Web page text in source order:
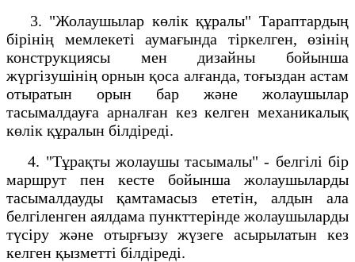
3. "Жолаушылар көлік құралы" Тараптардың
бірінің мемлекеті аумағында тіркелген, өзінің
конструкциясы мен дизайны бойынша
жүргізушінің орнын қоса алғанда, тоғыздан астам
отыратын орын бар және жолаушылар
тасымалдауға арналған кез келген механикалық
көлік құралын білдіреді.
4. "Тұрақты жолаушы тасымалы" - белгілі бір
маршрут пен кесте бойынша жолаушыларды
тасымалдауды қамтамасыз ететін, алдын ала
белгіленген аялдама пункттерінде жолаушыларды
түсіру және отырғызу жүзеге асырылатын кез
келген қызметті білдіреді.